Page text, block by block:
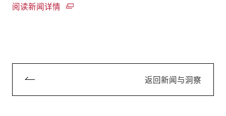
阅读新闻详情
返回新闻与洞察